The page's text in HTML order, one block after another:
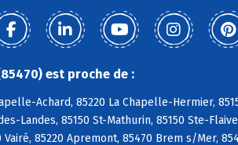
est proche de :
Achard, 85220 La Chapelle-Hermier,
Landes, 85150 St-Mathurin, 85150 Ste-
Vairé, 85220 Apremont, 85470 Brem s/Mer,